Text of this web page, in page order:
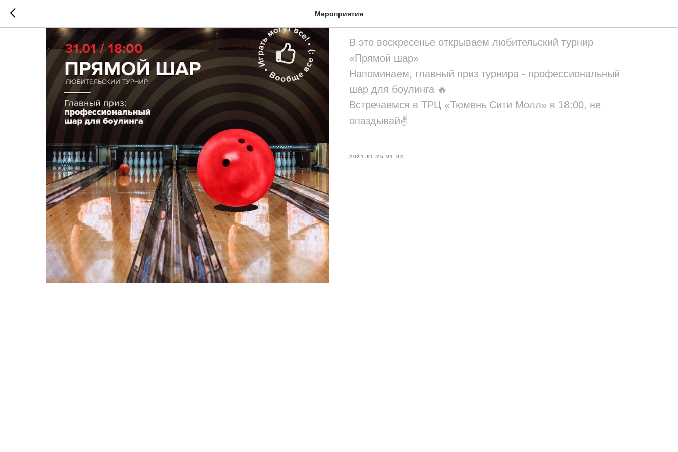
МероприятияПрямой шар 🎳
В это воскресенье открываем любительский турнир
«Прямой шар»
Напоминаем, главный приз турнира - профессиональный
шар для боулинга 🔥
Встречаемся в ТРЦ «Тюмень Сити Молл» в 18:00, не
опаздывай✌️
2021-01-25 01:02